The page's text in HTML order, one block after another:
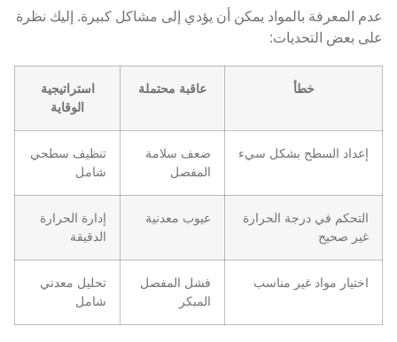
عدم المعرفة بالمواد يمكن أن يؤدي إلى مشاكل كبيرة. إليك نظرة
على بعض التحديات:
خطأ عاقبة محتملة
استراتيجية
الوقاية
إعداد السطح بشكل سيء
ضعف سلامة
المفصل
تنظيف سطحي
شامل
التحكم في درجة الحرارة
غير صحيح
عيوب معدنية
إدارة الحرارة
الدقيقة
اختيار مواد غير مناسب
فشل المفصل
المبكر
تحليل معدني
شامل